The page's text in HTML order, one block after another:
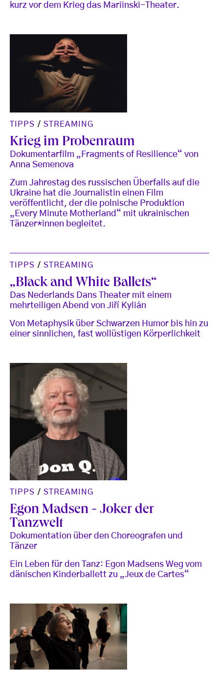
kurz vor dem Krieg das Mariinski-Theater.
TIPPS / STREAMING
Krieg im Probenraum
Dokumentarfilm „Fragments of Resilience“ von
Anna Semenova
Zum Jahrestag des russischen Überfalls auf die
Ukraine hat die Journalistin einen Film
veröffentlicht, der die polnische Produktion
„Every Minute Motherland“ mit ukrainischen
Tänzer*innen begleitet.
TIPPS / STREAMING
„Black and White Ballets“
Das Nederlands Dans Theater mit einem
mehrteiligen Abend von Jiří Kylián
Von Metaphysik über Schwarzen Humor bis hin zu
einer sinnlichen, fast wollüstigen Körperlichkeit
TIPPS / STREAMING
Egon Madsen - Joker der
Tanzwelt
Dokumentation über den Choreografen und
Tänzer
Ein Leben für den Tanz: Egon Madsens Weg vom
dänischen Kinderballett zu „Jeux de Cartes“